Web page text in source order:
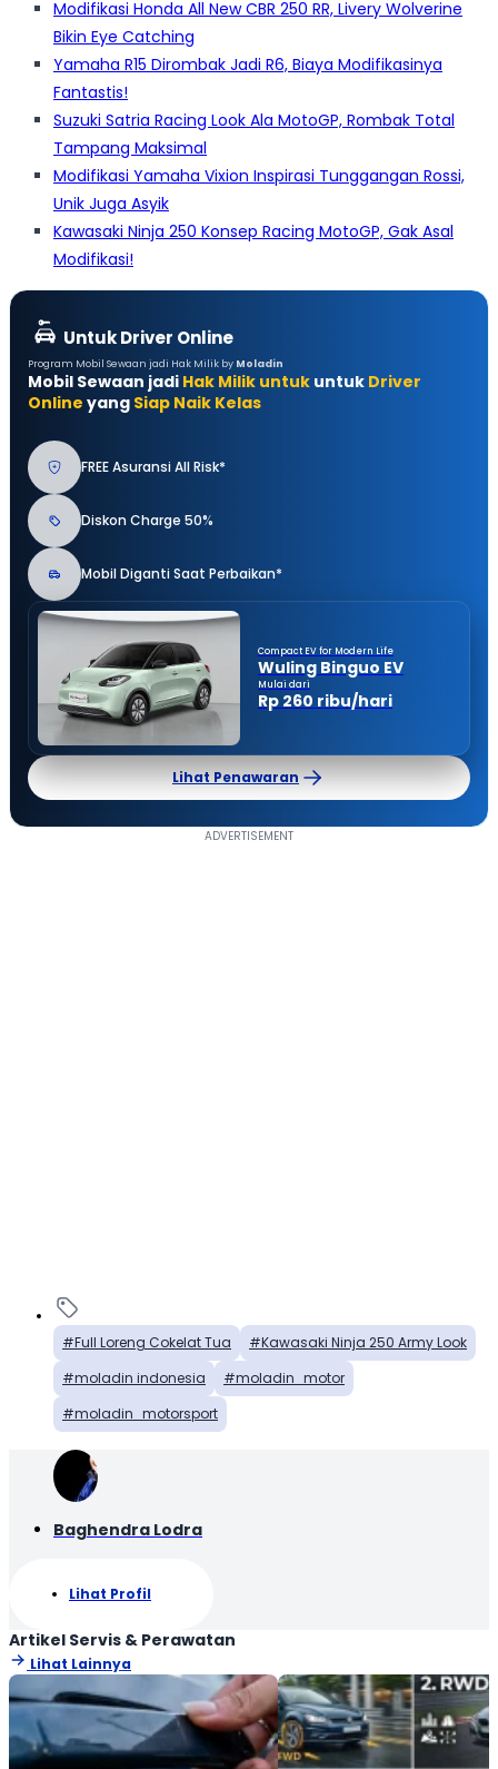
Modifikasi Honda All New CBR 250 RR, Livery Wolverine
Bikin Eye Catching
Yamaha R15 Dirombak Jadi R6, Biaya Modifikasinya
Fantastis!
Suzuki Satria Racing Look Ala MotoGP, Rombak Total
Tampang Maksimal
Modifikasi Yamaha Vixion Inspirasi Tunggangan Rossi,
Unik Juga Asyik
Kawasaki Ninja 250 Konsep Racing MotoGP, Gak Asal
Modifikasi!
Untuk Driver Online
Program Mobil Sewaan jadi Hak Milik by Moladin
Mobil Sewaan jadi Hak Milik untuk untuk Driver
Online yang Siap Naik Kelas
FREE Asuransi All Risk*
Diskon Charge 50%
Mobil Diganti Saat Perbaikan*
Compact EV for Modern Life
Wuling Binguo EV
Mulai dari
Rp 260 ribu/hari
Lihat Penawaran
Full Loreng Cokelat Tua
Kawasaki Ninja 250 Army Look
moladin indonesia
moladin_motor
moladin_motorsport
Baghendra Lodra
Lihat Profil
Artikel Servis & Perawatan
Lihat Lainnya